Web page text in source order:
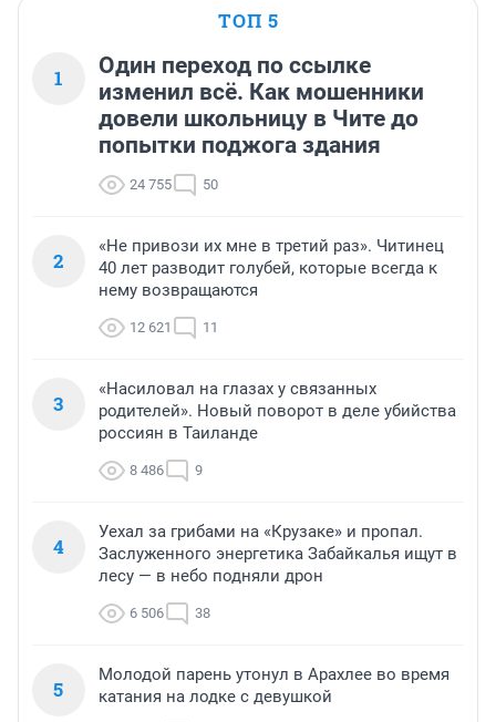
ТОП 5
1
Один переход по ссылке
изменил всё. Как мошенники
довели школьницу в Чите до
попытки поджога здания
24 755 50
2
«Не привози их мне в третий раз». Читинец
40 лет разводит голубей, которые всегда к
нему возвращаются
12 621 11
3
«Насиловал на глазах у связанных
родителей». Новый поворот в деле убийства
россиян в Таиланде
8 486 9
4
Уехал за грибами на «Крузаке» и пропал.
Заслуженного энергетика Забайкалья ищут в
лесу — в небо подняли дрон
6 506 38
5
Молодой парень утонул в Арахлее во время
катания на лодке с девушкой